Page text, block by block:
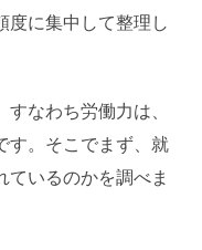
度に集中して整理し
なわち労働力は、
す。そこでまず、就
ているのかを調べま